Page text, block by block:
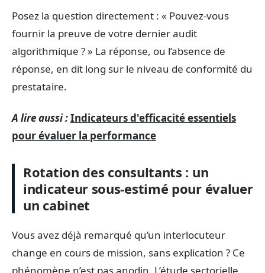
Posez la question directement : « Pouvez-vous
fournir la preuve de votre dernier audit
algorithmique ? » La réponse, ou l’absence de
réponse, en dit long sur le niveau de conformité du
prestataire.
A lire aussi :Indicateurs d'efficacité essentiels
pour évaluer la performance
Rotation des consultants : un
indicateur sous-estimé pour évaluer
un cabinet
Vous avez déjà remarqué qu’un interlocuteur
change en cours de mission, sans explication ? Ce